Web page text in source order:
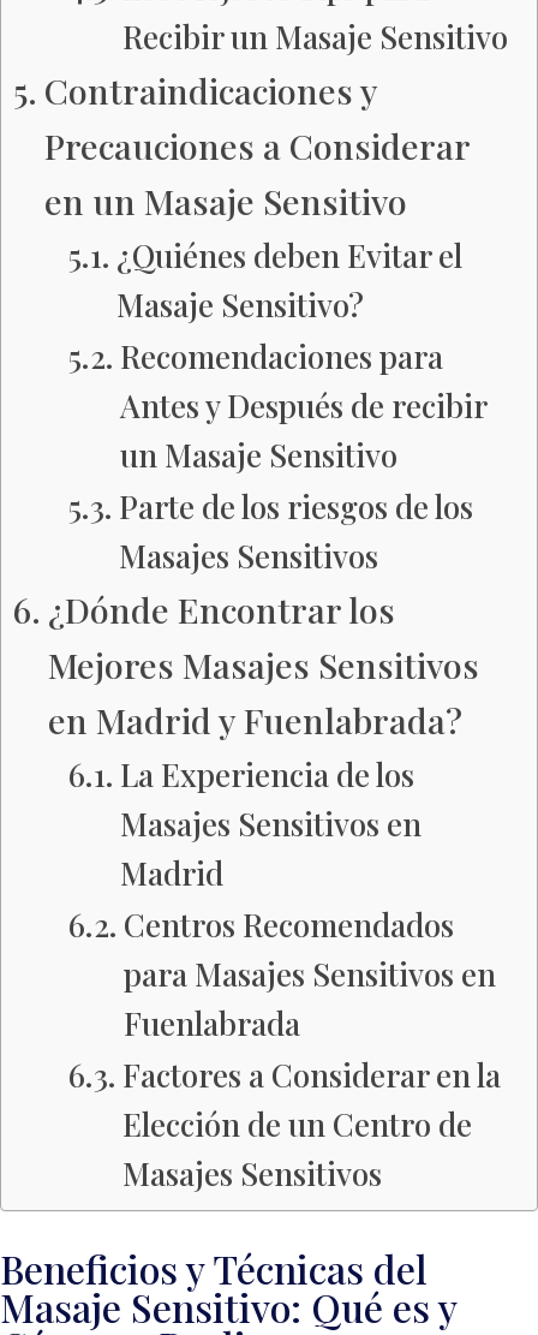
Recibir un Masaje Sensitivo
Contraindicaciones y
Precauciones a Considerar
en un Masaje Sensitivo
¿Quiénes deben Evitar el
Masaje Sensitivo?
Recomendaciones para
Antes y Después de recibir
un Masaje Sensitivo
Parte de los riesgos de los
Masajes Sensitivos
¿Dónde Encontrar los
Mejores Masajes Sensitivos
en Madrid y Fuenlabrada?
La Experiencia de los
Masajes Sensitivos en
Madrid
Centros Recomendados
para Masajes Sensitivos en
Fuenlabrada
Factores a Considerar en la
Elección de un Centro de
Masajes Sensitivos
Beneficios y Técnicas del
Masaje Sensitivo: Qué es y